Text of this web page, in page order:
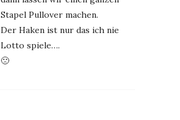
Stapel Pullover machen.
Der Haken ist nur das ich nie
Lotto spiele….
🙁